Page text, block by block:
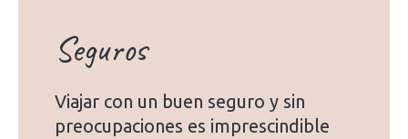
Seguros
Viajar con un buen seguro y sin
preocupaciones es imprescindible